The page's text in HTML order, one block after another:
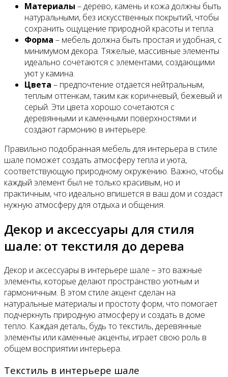
Материалы – дерево, камень и кожа должны быть
натуральными, без искусственных покрытий, чтобы
сохранить ощущение природной красоты и тепла.
Форма – мебель должна быть простая и удобная, с
минимумом декора. Тяжелые, массивные элементы
идеально сочетаются с элементами, создающими
уют у камина.
Цвета – предпочтение отдается нейтральным,
теплым оттенкам, таким как коричневый, бежевый и
серый. Эти цвета хорошо сочетаются с
деревянными и каменными поверхностями и
создают гармонию в интерьере.
Правильно подобранная мебель для интерьера в стиле
шале поможет создать атмосферу тепла и уюта,
соответствующую природному окружению. Важно, чтобы
каждый элемент был не только красивым, но и
практичным, что идеально впишется в ваш дом и создаст
нужную атмосферу для отдыха и общения.
Декор и аксессуары для стиля
шале: от текстиля до дерева
Декор и аксессуары в интерьере шале – это важные
элементы, которые делают пространство уютным и
гармоничным. В этом стиле акцент сделан на
натуральные материалы и простоту форм, что помогает
подчеркнуть природную атмосферу и создать в доме
тепло. Каждая деталь, будь то текстиль, деревянные
элементы или каменные акценты, играет свою роль в
общем восприятии интерьера.
Текстиль в интерьере шале